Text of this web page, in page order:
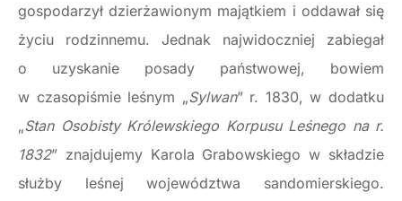
gospodarzył dzierżawionym majątkiem i oddawał się
życiu rodzinnemu. Jednak najwidoczniej zabiegał
o uzyskanie posady państwowej, bowiem
w czasopiśmie leśnym „Sylwan” r. 1830, w dodatku
„Stan Osobisty Królewskiego Korpusu Leśnego na r.
1832” znajdujemy Karola Grabowskiego w składzie
służby leśnej województwa sandomierskiego.